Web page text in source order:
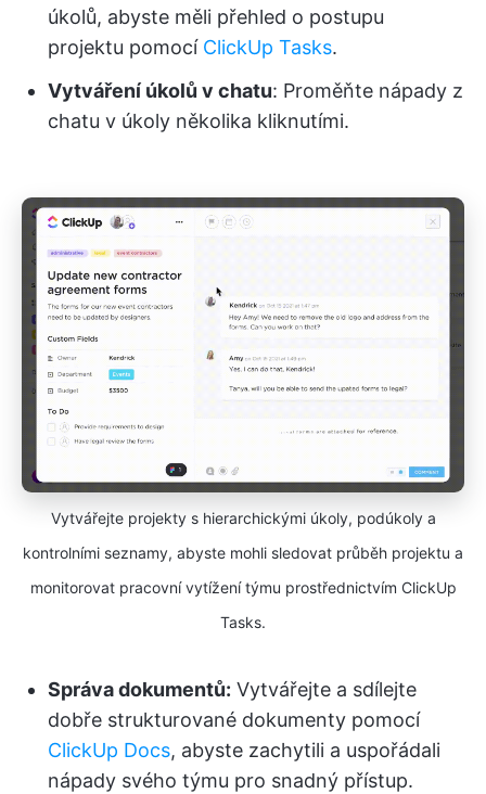
úkolů, abyste měli přehled o postupu
projektu pomocí ClickUp Tasks.
Vytváření úkolů v chatu: Proměňte nápady z
chatu v úkoly několika kliknutími.
Vytvářejte projekty s hierarchickými úkoly, podúkoly a
kontrolními seznamy, abyste mohli sledovat průběh projektu a
monitorovat pracovní vytížení týmu prostřednictvím ClickUp
Tasks.
Správa dokumentů: Vytvářejte a sdílejte
dobře strukturované dokumenty pomocí
ClickUp Docs, abyste zachytili a uspořádali
nápady svého týmu pro snadný přístup.